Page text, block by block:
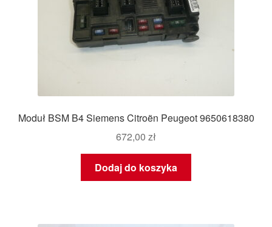
Moduł BSM B4 Siemens Citroën Peugeot 9650618380
672,00 zł
Dodaj do koszyka